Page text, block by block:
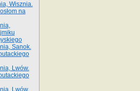
Wisznia.
na
Sanok.
Lwów.
Lwów.